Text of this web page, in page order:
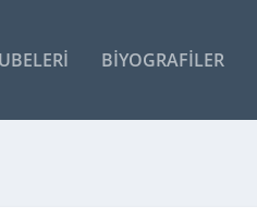
BIYOGRAFILER